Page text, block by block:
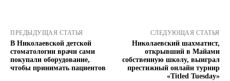
ПРЕДЫДУЩАЯ СТАТЬЯ
В Николаевской детской
стоматологии врачи сами
покупали оборудование,
чтобы принимать пациентов
СЛЕДУЮЩАЯ СТАТЬЯ
Николаевский шахматист,
открывший в Майами
собственную школу, выиграл
престижный онлайн турнир
«Titled Tuesday»